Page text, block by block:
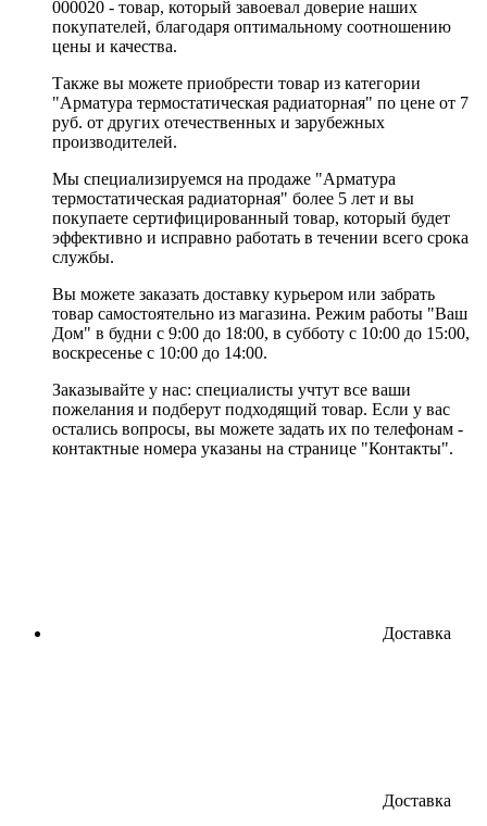
000020 - товар, который завоевал доверие наших
покупателей, благодаря оптимальному соотношению
цены и качества.
Также вы можете приобрести товар из категории
"Арматура термостатическая радиаторная" по цене от 7
руб. от других отечественных и зарубежных
производителей.
Мы специализируемся на продаже "Арматура
термостатическая радиаторная" более 5 лет и вы
покупаете сертифицированный товар, который будет
эффективно и исправно работать в течении всего срока
службы.
Вы можете заказать доставку курьером или забрать
товар самостоятельно из магазина. Режим работы "Ваш
Дом" в будни с 9:00 до 18:00, в субботу с 10:00 до 15:00,
воскресенье с 10:00 до 14:00.
Заказывайте у нас: специалисты учтут все ваши
пожелания и подберут подходящий товар. Если у вас
остались вопросы, вы можете задать их по телефонам -
контактные номера указаны на странице "Контакты".
Доставка
Доставка